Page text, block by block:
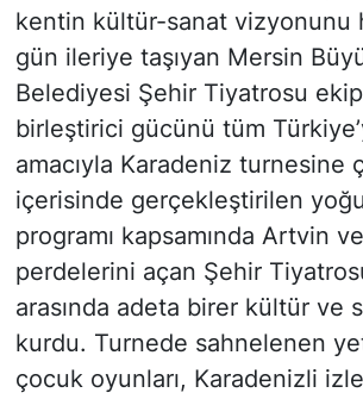
kentin kültür-sanat vizyonunu
gün ileriye taşıyan Mersin
Belediyesi Şehir Tiyatrosu
birleştirici gücünü tüm
amacıyla Karadeniz turnesine
içerisinde gerçekleştirilen
programı kapsamında Artvin
perdelerini açan Şehir
arasında adeta birer kültür ve
kurdu. Turnede sahnelenen
çocuk oyunları, Karadenizli